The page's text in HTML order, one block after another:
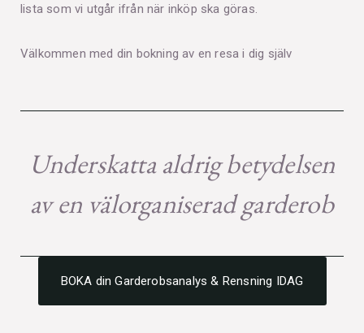
lista som vi utgår ifrån när inköp ska göras.
Välkommen med din bokning av en resa i dig själv
Underskatta aldrig betydelsen
av en välorganiserad garderob
BOKA din Garderobsanalys & Rensning IDAG